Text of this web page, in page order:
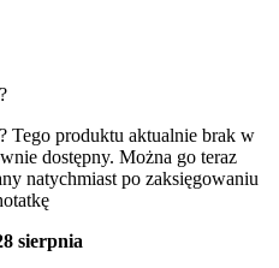
Tego produktu aktualnie brak w
dostępny. Można go teraz
natychmiast po zaksięgowaniu
sierpnia